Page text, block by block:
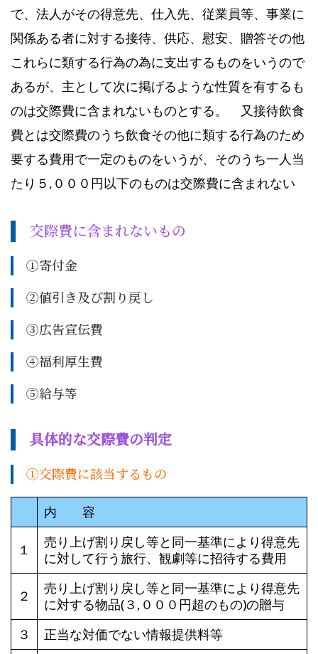
で、法人がその得意先、仕入先、従業員等、事業に
関係ある者に対する接待、供応、慰安、贈答その他
これらに類する行為の為に支出するものをいうので
あるが、主として次に掲げるような性質を有するも
のは交際費に含まれないものとする。 又接待飲食
費とは交際費のうち飲食その他に類する行為のため
要する費用で一定のものをいうが、そのうち一人当
たり５,０００円以下のものは交際費に含まれない
交際費に含まれないもの
①寄付金
➁値引き及び割り戻し
➂広告宣伝費
➃福利厚生費
⑤給与等
具体的な交際費の判定
①交際費に該当するもの
内 容
１
売り上げ割り戻し等と同一基準により得意先
に対して行う旅行、観劇等に招待する費用
２
売り上げ割り戻し等と同一基準により得意先
に対する物品(３,０００円超のもの)の贈与
３
正当な対価でない情報提供料等